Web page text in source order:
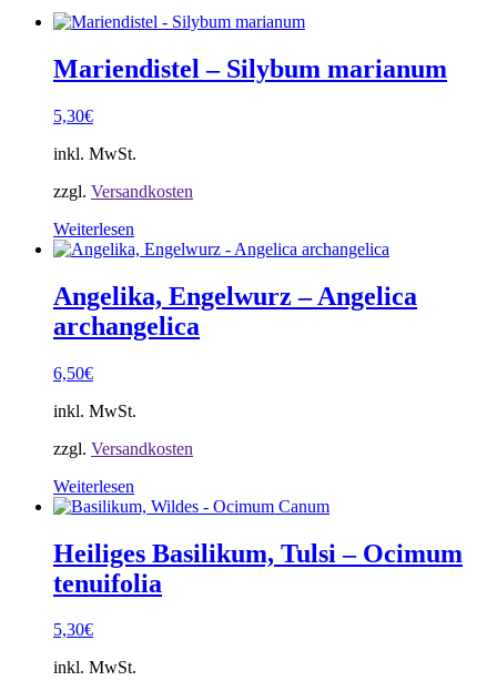
Mariendistel – Silybum marianum
5,30€
inkl. MwSt.
zzgl. Versandkosten
Weiterlesen
Angelika, Engelwurz – Angelica
archangelica
6,50€
inkl. MwSt.
zzgl. Versandkosten
Weiterlesen
Heiliges Basilikum, Tulsi – Ocimum
tenuifolia
5,30€
inkl. MwSt.